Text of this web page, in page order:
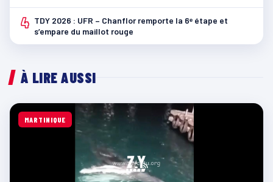
4 TDY 2026 : UFR – Chanflor remporte la 6ᵉ étape et
s’empare du maillot rouge
À LIRE AUSSI
MARTINIQUE